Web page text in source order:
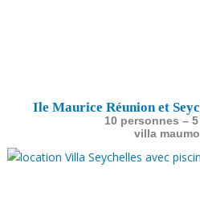
Ile Maurice Réunion et
10 personnes –
villa